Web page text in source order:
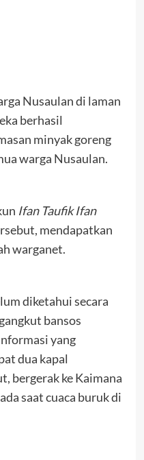
Nusaulan di laman
berhasil
minyak goreng
warga Nusaulan.
Ifan Taufik Ifan
mendapatkan
warganet.
diketahui secara
bansos
yang
dua kapal
bergerak ke Kaimana
saat cuaca buruk di